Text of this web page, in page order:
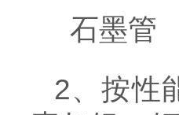
石墨管
2、按性